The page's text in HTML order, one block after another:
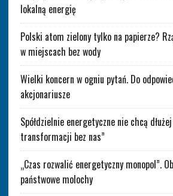
lokalną energię
Polski atom zielony tylko na papierze?
w miejscach bez wody
Wielki koncern w ogniu pytań. Do
akcjonariusze
Spółdzielnie energetyczne nie chcą
transformacji bez nas”
„Czas rozwalić energetyczny monopol”.
państwowe molochy